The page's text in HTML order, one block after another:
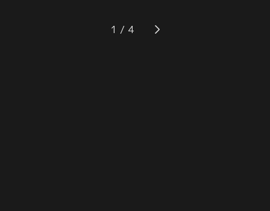
よう説得し、2度と結婚も見合いも
迫ることはしないと約束する。その
た。秦施と陽華の結婚偽装を疑う李
黛は、見合いの相手が自分であった
1